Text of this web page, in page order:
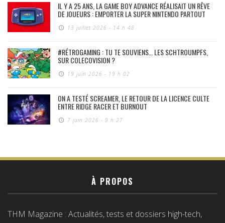
IL Y A 25 ANS, LA GAME BOY ADVANCE RÉALISAIT UN RÊVE
DE JOUEURS : EMPORTER LA SUPER NINTENDO PARTOUT
13 juillet 2026 - 14 h 48
#RÉTROGAMING : TU TE SOUVIENS… LES SCHTROUMPFS,
SUR COLECOVISION ?
19 juin 2026 - 19 h 02
ON A TESTÉ SCREAMER, LE RETOUR DE LA LICENCE CULTE
ENTRE RIDGE RACER ET BURNOUT
7 juin 2026 - 9 h 27
À PROPOS
THM Magazine : Actualités, tests et dossiers high-tech,